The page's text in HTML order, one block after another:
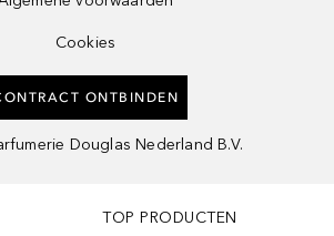
Cookies
ONTBINDEN
Douglas Nederland B.V.
TOP PRODUCTEN